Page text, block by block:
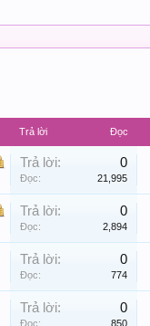
Trả lời Đọc
Trả lời: 0
Đọc: 21,995
Trả lời: 0
Đọc: 2,894
Trả lời: 0
Đọc: 774
Trả lời: 0
Đọc: 850